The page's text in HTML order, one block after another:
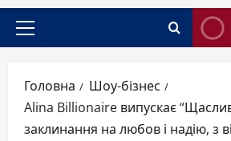
Головне
Головна
Шоу-бізнес
Alina Billionaire випускає
заклинання на любов і надію, з